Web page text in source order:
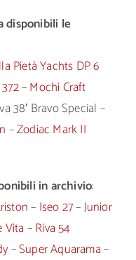
disponibili le
Pietà Yachts DP 6
–Mochi Craft
38′ Bravo Special –
–Zodiac Mark II
in archivio:
– Iseo 27–Junior
Vita –Riva 54
–Super Aquarama–